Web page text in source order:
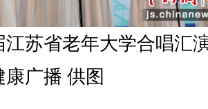
江苏省老年大学合唱汇
广播 供图